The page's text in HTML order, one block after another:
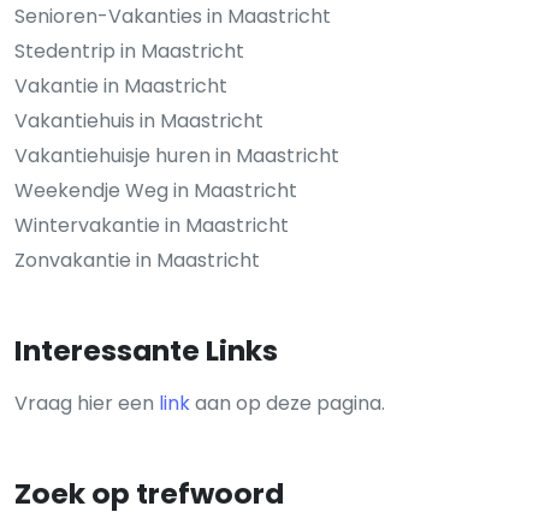
Senioren-Vakanties in Maastricht
Stedentrip in Maastricht
Vakantie in Maastricht
Vakantiehuis in Maastricht
Vakantiehuisje huren in Maastricht
Weekendje Weg in Maastricht
Wintervakantie in Maastricht
Zonvakantie in Maastricht
Interessante Links
Vraag hier een linkaan op deze pagina.
Zoek op trefwoord